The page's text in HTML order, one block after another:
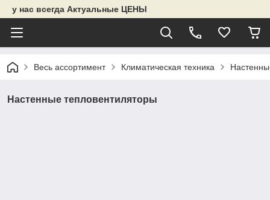
у нас всегда Актуальные ЦЕНЫ
Весь ассортимент Климатическая техника
Настенные тепловентиляторы